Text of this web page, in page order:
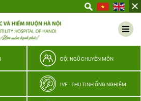
ĐỘI NGŨ CHUYÊN MÔN
IVF - THỤ TINH ỐNG NGHIỆM